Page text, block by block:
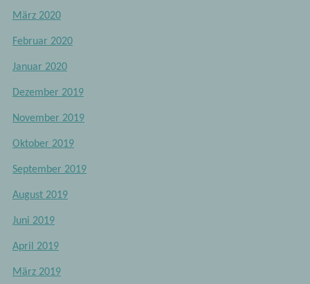
März 2020
Februar 2020
Januar 2020
Dezember 2019
November 2019
Oktober 2019
September 2019
August 2019
Juni 2019
April 2019
März 2019